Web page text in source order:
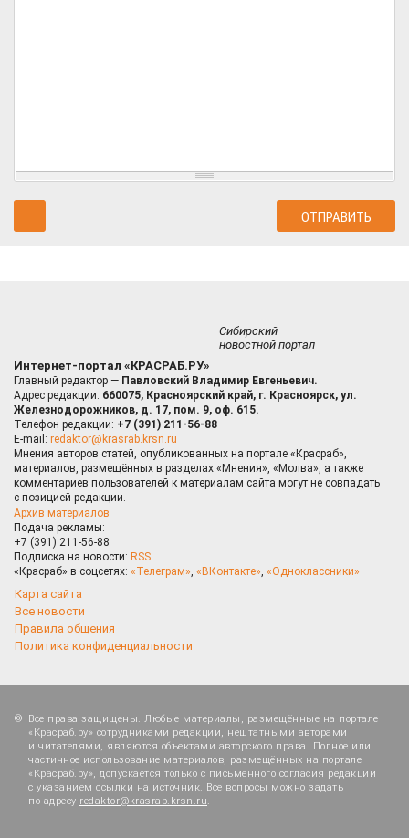
Сибирский
новостной портал
Интернет-портал «КРАСРАБ.РУ»
Главный редактор — Павловский Владимир Евгеньевич.
Адрес редакции: 660075, Красноярский край, г. Красноярск, ул.
Железнодорожников, д. 17, пом. 9, оф. 615.
Телефон редакции: +7 (391) 211-56-88
E-mail: redaktor@krasrab.krsn.ru
Мнения авторов статей, опубликованных на портале «Красраб»,
материалов, размещённых в разделах «Мнения», «Молва», а также
комментариев пользователей к материалам сайта могут не совпадать
с позицией редакции.
Архив материалов
Подача рекламы:
+7 (391) 211-56-88
Подписка на новости: RSS
«Красраб» в соцсетях: «Телеграм», «ВКонтакте», «Одноклассники»
Карта сайта
Все новости
Правила общения
Политика конфиденциальности
Все права защищены. Любые материалы, размещённые на портале
«Красраб.ру» сотрудниками редакции, нештатными авторами
и читателями, являются объектами авторского права. Полное или
частичное использование материалов, размещённых на портале
«Красраб.ру», допускается только с письменного согласия редакции
с указанием ссылки на источник. Все вопросы можно задать
по адресу redaktor@krasrab.krsn.ru.